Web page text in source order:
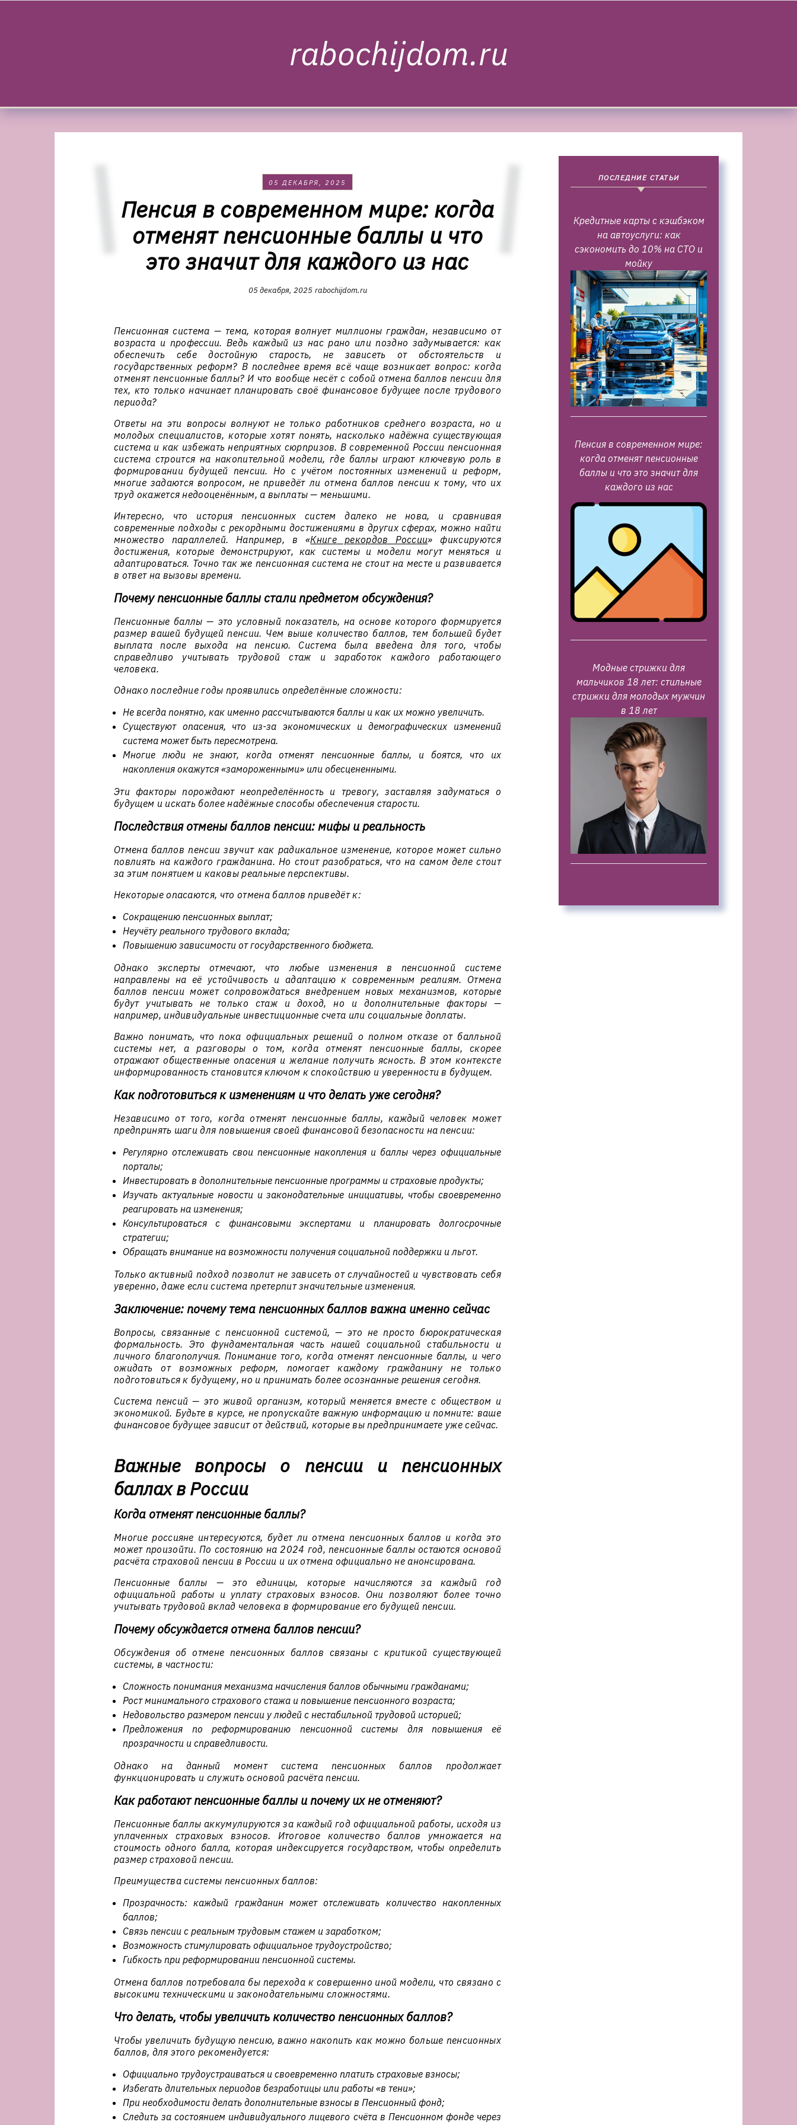
rabochijdom.ru
05 ДЕКАБРЯ, 2025
Пенсия в современном мире: когда
отменят пенсионные баллы и что
это значит для каждого из нас
05 декабря, 2025 rabochijdom.ru
Пенсионная система — тема, которая волнует миллионы граждан, независимо от
возраста и профессии. Ведь каждый из нас рано или поздно задумывается: как
обеспечить себе достойную старость, не зависеть от обстоятельств и
государственных реформ? В последнее время всё чаще возникает вопрос: когда
отменят пенсионные баллы? И что вообще несёт с собой отмена баллов пенсии для
тех, кто только начинает планировать своё финансовое будущее после трудового
периода?
Ответы на эти вопросы волнуют не только работников среднего возраста, но и
молодых специалистов, которые хотят понять, насколько надёжна существующая
система и как избежать неприятных сюрпризов. В современной России пенсионная
система строится на накопительной модели, где баллы играют ключевую роль в
формировании будущей пенсии. Но с учётом постоянных изменений и реформ,
многие задаются вопросом, не приведёт ли отмена баллов пенсии к тому, что их
труд окажется недооценённым, а выплаты — меньшими.
Интересно, что история пенсионных систем далеко не нова, и сравнивая
современные подходы с рекордными достижениями в других сферах, можно найти
множество параллелей. Например, в «Книге рекордов России» фиксируются
достижения, которые демонстрируют, как системы и модели могут меняться и
адаптироваться. Точно так же пенсионная система не стоит на месте и развивается
в ответ на вызовы времени.
Почему пенсионные баллы стали предметом обсуждения?
Пенсионные баллы — это условный показатель, на основе которого формируется
размер вашей будущей пенсии. Чем выше количество баллов, тем большей будет
выплата после выхода на пенсию. Система была введена для того, чтобы
справедливо учитывать трудовой стаж и заработок каждого работающего
человека.
Однако последние годы проявились определённые сложности:
Не всегда понятно, как именно рассчитываются баллы и как их можно увеличить.
Существуют опасения, что из-за экономических и демографических изменений
система может быть пересмотрена.
Многие люди не знают, когда отменят пенсионные баллы, и боятся, что их
накопления окажутся «замороженными» или обесцененными.
Эти факторы порождают неопределённость и тревогу, заставляя задуматься о
будущем и искать более надёжные способы обеспечения старости.
Последствия отмены баллов пенсии: мифы и реальность
Отмена баллов пенсии звучит как радикальное изменение, которое может сильно
повлиять на каждого гражданина. Но стоит разобраться, что на самом деле стоит
за этим понятием и каковы реальные перспективы.
Некоторые опасаются, что отмена баллов приведёт к:
Сокращению пенсионных выплат;
Неучёту реального трудового вклада;
Повышению зависимости от государственного бюджета.
Однако эксперты отмечают, что любые изменения в пенсионной системе
направлены на её устойчивость и адаптацию к современным реалиям. Отмена
баллов пенсии может сопровождаться внедрением новых механизмов, которые
будут учитывать не только стаж и доход, но и дополнительные факторы —
например, индивидуальные инвестиционные счета или социальные доплаты.
Важно понимать, что пока официальных решений о полном отказе от балльной
системы нет, а разговоры о том, когда отменят пенсионные баллы, скорее
отражают общественные опасения и желание получить ясность. В этом контексте
информированность становится ключом к спокойствию и уверенности в будущем.
Как подготовиться к изменениям и что делать уже сегодня?
Независимо от того, когда отменят пенсионные баллы, каждый человек может
предпринять шаги для повышения своей финансовой безопасности на пенсии:
Регулярно отслеживать свои пенсионные накопления и баллы через официальные
порталы;
Инвестировать в дополнительные пенсионные программы и страховые продукты;
Изучать актуальные новости и законодательные инициативы, чтобы своевременно
реагировать на изменения;
Консультироваться с финансовыми экспертами и планировать долгосрочные
стратегии;
Обращать внимание на возможности получения социальной поддержки и льгот.
Только активный подход позволит не зависеть от случайностей и чувствовать себя
уверенно, даже если система претерпит значительные изменения.
Заключение: почему тема пенсионных баллов важна именно сейчас
Вопросы, связанные с пенсионной системой, — это не просто бюрократическая
формальность. Это фундаментальная часть нашей социальной стабильности и
личного благополучия. Понимание того, когда отменят пенсионные баллы, и чего
ожидать от возможных реформ, помогает каждому гражданину не только
подготовиться к будущему, но и принимать более осознанные решения сегодня.
Система пенсий — это живой организм, который меняется вместе с обществом и
экономикой. Будьте в курсе, не пропускайте важную информацию и помните: ваше
финансовое будущее зависит от действий, которые вы предпринимаете уже сейчас.
Важные вопросы о пенсии и пенсионных
баллах в России
Когда отменят пенсионные баллы?
Многие россияне интересуются, будет ли отмена пенсионных баллов и когда это
может произойти. По состоянию на 2024 год, пенсионные баллы остаются основой
расчёта страховой пенсии в России и их отмена официально не анонсирована.
Пенсионные баллы — это единицы, которые начисляются за каждый год
официальной работы и уплату страховых взносов. Они позволяют более точно
учитывать трудовой вклад человека в формирование его будущей пенсии.
Почему обсуждается отмена баллов пенсии?
Обсуждения об отмене пенсионных баллов связаны с критикой существующей
системы, в частности:
Сложность понимания механизма начисления баллов обычными гражданами;
Рост минимального страхового стажа и повышение пенсионного возраста;
Недовольство размером пенсии у людей с нестабильной трудовой историей;
Предложения по реформированию пенсионной системы для повышения её
прозрачности и справедливости.
Однако на данный момент система пенсионных баллов продолжает
функционировать и служить основой расчёта пенсии.
Как работают пенсионные баллы и почему их не отменяют?
Пенсионные баллы аккумулируются за каждый год официальной работы, исходя из
уплаченных страховых взносов. Итоговое количество баллов умножается на
стоимость одного балла, которая индексируется государством, чтобы определить
размер страховой пенсии.
Преимущества системы пенсионных баллов:
Прозрачность: каждый гражданин может отслеживать количество накопленных
баллов;
Связь пенсии с реальным трудовым стажем и заработком;
Возможность стимулировать официальное трудоустройство;
Гибкость при реформировании пенсионной системы.
Отмена баллов потребовала бы перехода к совершенно иной модели, что связано с
высокими техническими и законодательными сложностями.
Что делать, чтобы увеличить количество пенсионных баллов?
Чтобы увеличить будущую пенсию, важно накопить как можно больше пенсионных
баллов, для этого рекомендуется:
Официально трудоустраиваться и своевременно платить страховые взносы;
Избегать длительных периодов безработицы или работы «в тени»;
При необходимости делать дополнительные взносы в Пенсионный фонд;
Следить за состоянием индивидуального лицевого счёта в Пенсионном фонде через
ПОСЛЕДНИЕ СТАТЬИ
Кредитные карты с кэшбэком
на автоуслуги: как
сэкономить до 10% на СТО и
мойку
Пенсия в современном мире:
когда отменят пенсионные
баллы и что это значит для
каждого из нас
Модные стрижки для
мальчиков 18 лет: стильные
стрижки для молодых мужчин
в 18 лет